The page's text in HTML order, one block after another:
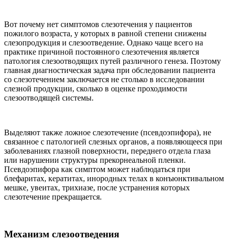
Вот почему нет симптомов слезотечения у пациентов
пожилого возраста, у которых в равной степени снижены
слезопродукция и слезоотведение. Однако чаще всего на
практике причиной постоянного слезотечения является
патология слезоотводящих путей различного генеза. Поэтому
главная диагностическая задача при обследовании пациента
со слезотечением заключается не столько в исследовании
слезной продукции, сколько в оценке проходимости
слезоотводящей системы.
Выделяют также ложное слезотечение (псевдоэпифора), не
связанное с патологией слезных органов, а появляющееся при
заболеваниях глазной поверхности, переднего отдела глаза
или нарушении структуры прекорнеальной пленки.
Псевдоэпифора как симптом может наблюдаться при
блефаритах, кератитах, инородных телах в конъюнктивальном
мешке, увеитах, трихиазе, после устранения которых
слезотечение прекращается.
Механизм слезоотведения